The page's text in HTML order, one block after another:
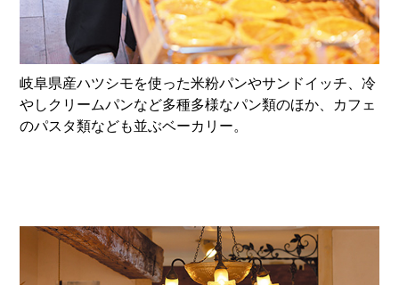
岐阜県産ハツシモを使った米粉パンやサンドイッチ、冷
やしクリームパンなど多種多様なパン類のほか、カフェ
のパスタ類なども並ぶベーカリー。